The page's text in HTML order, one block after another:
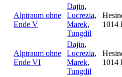
Alptraum ohne
Ende V
Dajin,
Lucrezia,
Marek,
Tungdil
1014
Alptraum ohne
Ende VI
Dajin,
Lucrezia,
Marek,
Tungdil
1014